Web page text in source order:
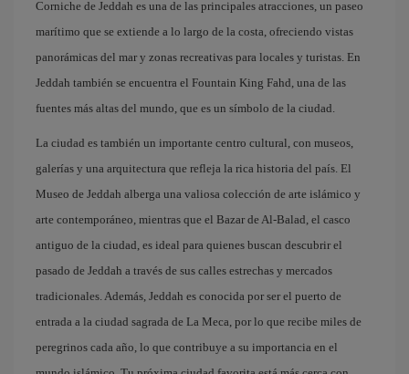
Corniche de Jeddah es una de las principales atracciones, un paseo
marítimo que se extiende a lo largo de la costa, ofreciendo vistas
panorámicas del mar y zonas recreativas para locales y turistas. En
Jeddah también se encuentra el Fountain King Fahd, una de las
fuentes más altas del mundo, que es un símbolo de la ciudad.
La ciudad es también un importante centro cultural, con museos,
galerías y una arquitectura que refleja la rica historia del país. El
Museo de Jeddah alberga una valiosa colección de arte islámico y
arte contemporáneo, mientras que el Bazar de Al-Balad, el casco
antiguo de la ciudad, es ideal para quienes buscan descubrir el
pasado de Jeddah a través de sus calles estrechas y mercados
tradicionales. Además, Jeddah es conocida por ser el puerto de
entrada a la ciudad sagrada de La Meca, por lo que recibe miles de
peregrinos cada año, lo que contribuye a su importancia en el